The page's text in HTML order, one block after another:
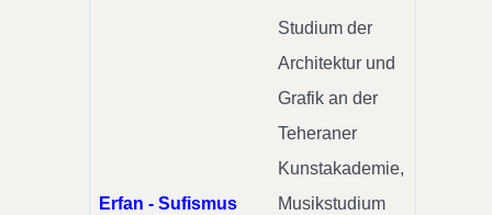
Erfan - Sufismus
Studium der
Architektur und
Grafik an der
Teheraner
Kunstakademie,
Musikstudium